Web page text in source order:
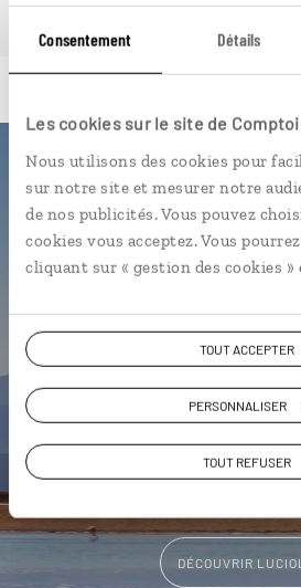
Consentement Détails
Les cookies sur le site de
Nous utilisons des cookies pour
sur notre site et mesurer notre
de nos publicités. Vous pouvez
cookies vous acceptez. Vous
cliquant sur « gestion des cookies »
TOUT ACCEPTER
PERSONNALISER
TOUT REFUSER
Luciole,
l'appli qui vous guide
clic
Notre sélection de
Les plus beaux parcs
géolocalisés
L'album souvenirs à
vous-même
DÉCOUVRIR